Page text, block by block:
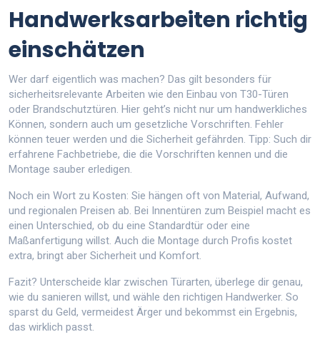
Handwerksarbeiten richtig
einschätzen
Wer darf eigentlich was machen? Das gilt besonders für
sicherheitsrelevante Arbeiten wie den Einbau von T30-Türen
oder Brandschutztüren. Hier geht’s nicht nur um handwerkliches
Können, sondern auch um gesetzliche Vorschriften. Fehler
können teuer werden und die Sicherheit gefährden. Tipp: Such dir
erfahrene Fachbetriebe, die die Vorschriften kennen und die
Montage sauber erledigen.
Noch ein Wort zu Kosten: Sie hängen oft von Material, Aufwand,
und regionalen Preisen ab. Bei Innentüren zum Beispiel macht es
einen Unterschied, ob du eine Standardtür oder eine
Maßanfertigung willst. Auch die Montage durch Profis kostet
extra, bringt aber Sicherheit und Komfort.
Fazit? Unterscheide klar zwischen Türarten, überlege dir genau,
wie du sanieren willst, und wähle den richtigen Handwerker. So
sparst du Geld, vermeidest Ärger und bekommst ein Ergebnis,
das wirklich passt.